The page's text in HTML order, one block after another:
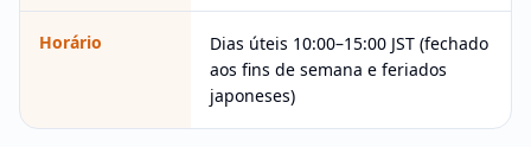
Horário
Dias úteis 10:00–15:00 JST (fechado
aos fins de semana e feriados
japoneses)